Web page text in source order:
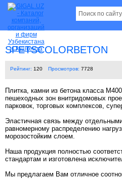
SPETSCOLORBETON
Рейтинг: 120 Просмотров: 7728
Плитка, камни из бетона класса
пешеходных зон внитридомовых
парковок, торговых комплексов,
Эластичная связь между
равномерному распределению
морозостойким слоем.
Наша продукция полностью
стандартам и изготовлена
Мы предлагаем Вам отличное